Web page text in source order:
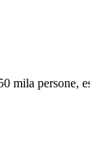
mila persone,